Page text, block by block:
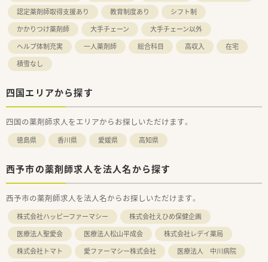
認定薬剤師取得支援あり
教育制度あり
シフト制
かかりつけ薬剤師
大手チェーン
大手チェーン以外
ヘルプ体制充実
一人薬剤師 総合科目 高収入
在宅
積雪なし
四国エリアから探す
四国の薬剤師求人をエリアからお探しいただけます。
徳島県 香川県 愛媛県 高知県
西予市の薬剤師求人を法人名から探す
西予市の薬剤師求人を法人名からお探しいただけます。
株式会社ハッピーファーマシー
株式会社えひめ保健企画
医療法人聖愛会
医療法人松山平成会
株式会社レデイ薬局
株式会社トマト
愛ファーマシー株式会社
医療法人 中川病院